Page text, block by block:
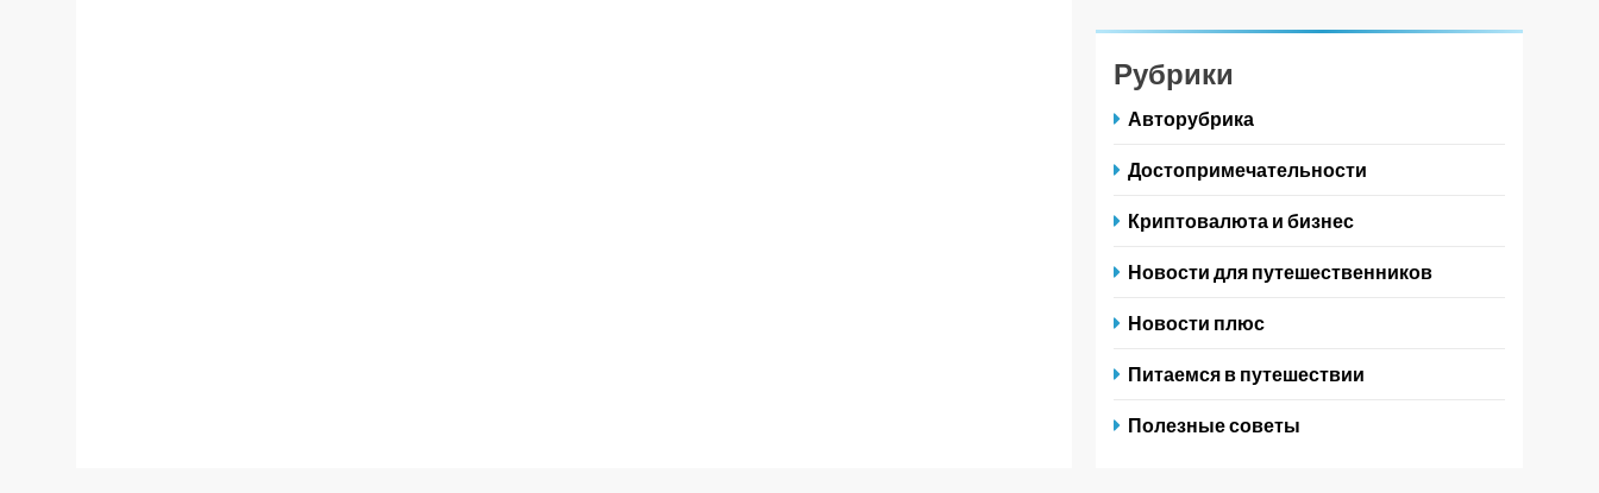
Рубрики
Авторубрика
Достопримечательности
Криптовалюта и бизнес
Новости для путешественников
Новости плюс
Питаемся в путешествии
Полезные советы